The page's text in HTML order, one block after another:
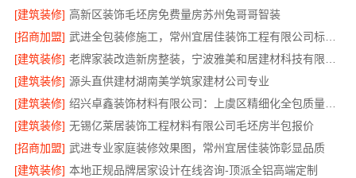
[建筑装修] 高新区装饰毛坯房免费量房苏州兔哥哥智装
[招商加盟]
武进全包装修施工，常州宜居佳装饰工程有限公司标准化管控
[建筑装修]
[建筑装修] 源头直供建材湖南美学筑家建材公司专业
[建筑装修]
绍兴卓鑫装饰材料有限公司：上虞区精细化全包质量有保障
[建筑装修] 无锡亿莱居装饰工程材料有限公司毛坯房半包报价
[招商加盟] 武进专业家庭装修效果图，常州宜居佳装饰彰显品质
[建筑装修] 本地正规品牌居家设计在线咨询-顶派全铝高端定制